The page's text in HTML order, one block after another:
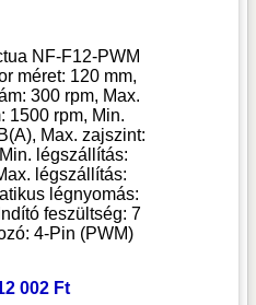
NF-F12-PWM
méret: 120 mm,
300 rpm, Max.
1500 rpm, Min.
Max. zajszint:
légszállítás:
légszállítás:
légnyomás:
feszültség: 7
4-Pin (PWM)
002 Ft